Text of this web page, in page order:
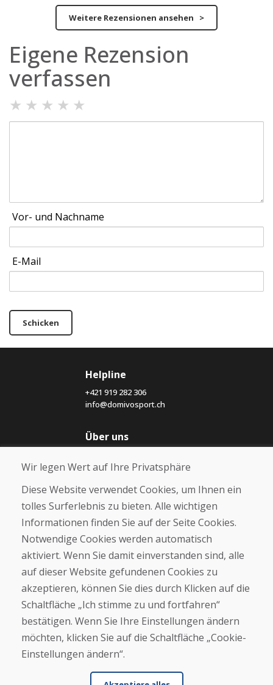
Weitere Rezensionen ansehen >
Eigene Rezension
verfassen
★ ★ ★ ★ ★
Vor- und Nachname
E-Mail
Schicken
Helpline
+421 919 282 306
info@domivosport.ch
Über uns
Über uns
Kontakt
Kaufen
E-Shop
Geschäftsbedingungen
Zahlung
Beschwerde
Rückgabe und Umtausch von Waren
Cookies
Wir legen Wert auf Ihre Privatsphäre
Diese Website verwendet Cookies, um Ihnen ein
tolles Surferlebnis zu bieten. Alle wichtigen
Informationen finden Sie auf der Seite Cookies.
Notwendige Cookies werden automatisch
aktiviert. Wenn Sie damit einverstanden sind, alle
auf dieser Website gefundenen Cookies zu
akzeptieren, können Sie dies durch Klicken auf die
Schaltfläche „Ich stimme zu und fortfahren“
bestätigen. Wenn Sie Ihre Einstellungen ändern
möchten, klicken Sie auf die Schaltfläche „Cookie-
Einstellungen ändern“.